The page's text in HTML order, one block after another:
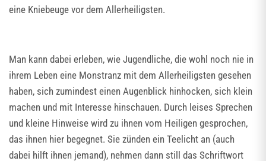
eine Kniebeuge vor dem Allerheiligsten.
Man kann dabei erleben, wie Jugendliche, die wohl noch nie in
ihrem Leben eine Monstranz mit dem Allerheiligsten gesehen
haben, sich zumindest einen Augenblick hinhocken, sich klein
machen und mit Interesse hinschauen. Durch leises Sprechen
und kleine Hinweise wird zu ihnen vom Heiligen gesprochen,
das ihnen hier begegnet. Sie zünden ein Teelicht an (auch
dabei hilft ihnen jemand), nehmen dann still das Schriftwort